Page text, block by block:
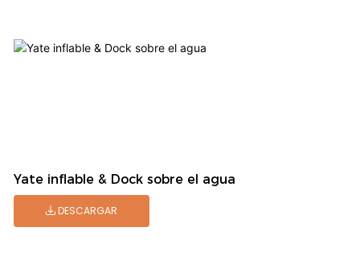
Yate inflable & Dock sobre el agua
DESCARGAR